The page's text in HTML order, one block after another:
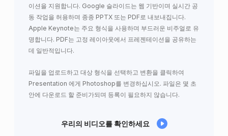
이션을 지원합니다. Google 슬라이드는 웹 기반이며 실시간 공
동 작업을 허용하며 종종 PPTX 또는 PDF로 내보내집니다.
Apple Keynote는 주요 형식을 사용하며 부드러운 비주얼로 유
명합니다. PDF는 고정 레이아웃에서 프레젠테이션을 공유하는
데 일반적입니다.
파일을 업로드하고 대상 형식을 선택하고 변환을 클릭하여
Presentation 에게 Photoshop를 변경하십시오. 파일은 몇 초
안에 다운로드 할 준비가되며 등록이 필요하지 않습니다.
우리의 비디오를 확인하세요